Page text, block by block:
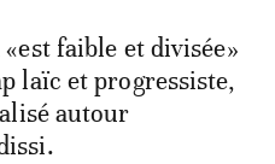
faible et divisée»
laïc et progressiste,
autour